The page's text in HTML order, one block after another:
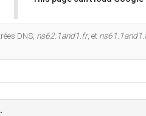
Do you own this website?
DNS, ns62.1and1.fr, et